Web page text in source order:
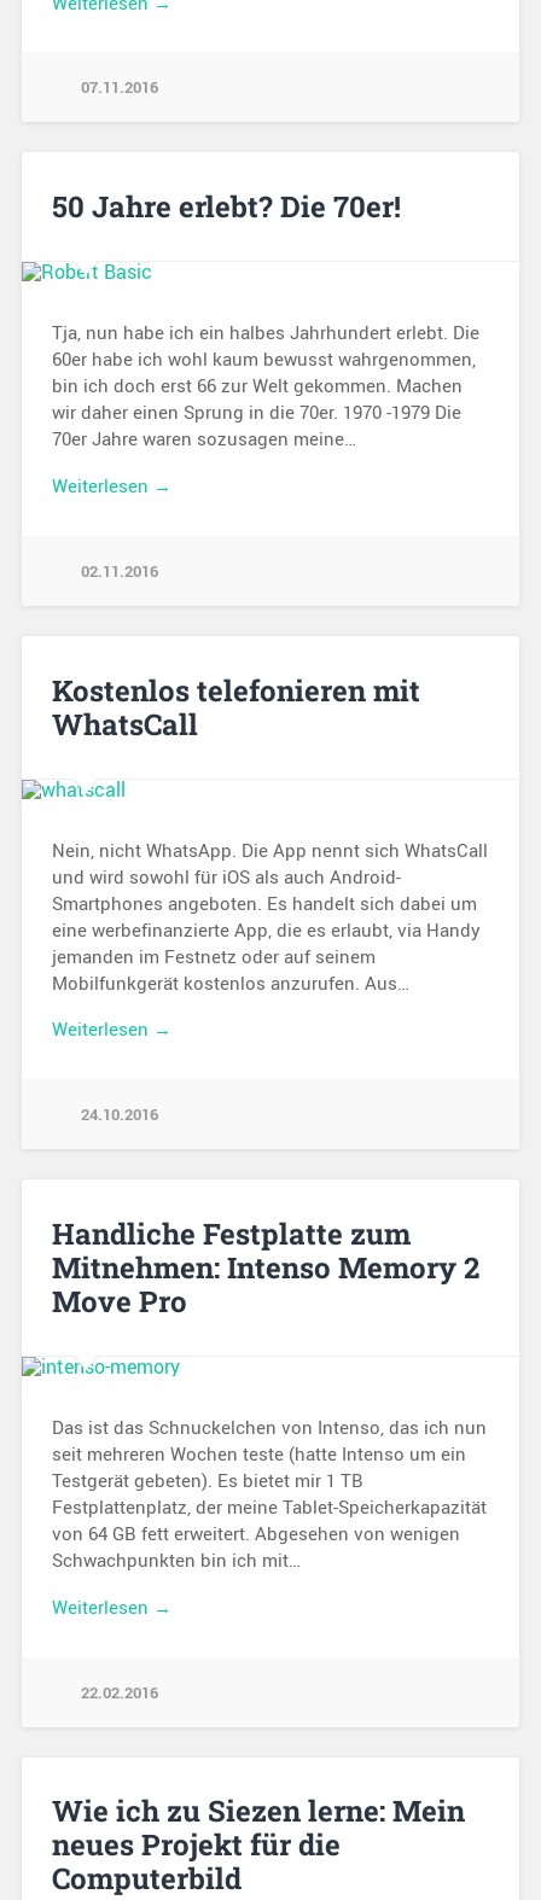
07.11.2016
50 Jahre erlebt? Die 70er!
Tja, nun habe ich ein halbes Jahrhundert erlebt. Die
60er habe ich wohl kaum bewusst wahrgenommen,
bin ich doch erst 66 zur Welt gekommen. Machen
wir daher einen Sprung in die 70er. 1970 -1979 Die
70er Jahre waren sozusagen meine…
Weiterlesen →
02.11.2016
Kostenlos telefonieren mit
WhatsCall
Nein, nicht WhatsApp. Die App nennt sich WhatsCall
und wird sowohl für iOS als auch Android-
Smartphones angeboten. Es handelt sich dabei um
eine werbefinanzierte App, die es erlaubt, via Handy
jemanden im Festnetz oder auf seinem
Mobilfunkgerät kostenlos anzurufen. Aus…
Weiterlesen →
24.10.2016
Handliche Festplatte zum
Mitnehmen: Intenso Memory 2
Move Pro
Das ist das Schnuckelchen von Intenso, das ich nun
seit mehreren Wochen teste (hatte Intenso um ein
Testgerät gebeten). Es bietet mir 1 TB
Festplattenplatz, der meine Tablet-Speicherkapazität
von 64 GB fett erweitert. Abgesehen von wenigen
Schwachpunkten bin ich mit…
Weiterlesen →
22.02.2016
Wie ich zu Siezen lerne: Mein
neues Projekt für die
Computerbild